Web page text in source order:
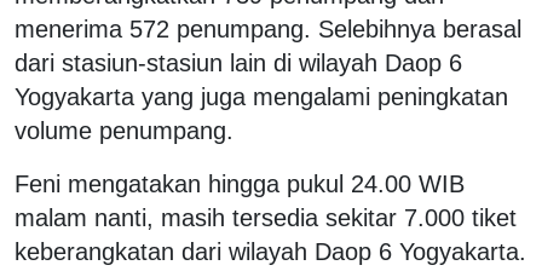
menerima 572 penumpang. Selebihnya berasal
dari stasiun-stasiun lain di wilayah Daop 6
Yogyakarta yang juga mengalami peningkatan
volume penumpang.
Feni mengatakan hingga pukul 24.00 WIB
malam nanti, masih tersedia sekitar 7.000 tiket
keberangkatan dari wilayah Daop 6 Yogyakarta.